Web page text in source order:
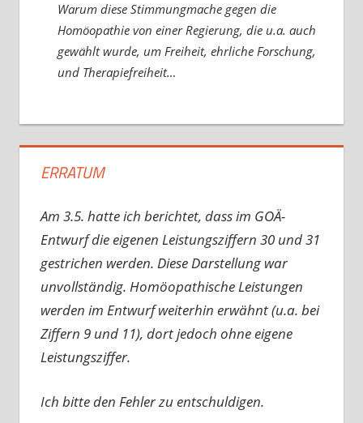
Warum diese Stimmungmache gegen die
Homöopathie von einer Regierung, die u.a. auch
gewählt wurde, um Freiheit, ehrliche Forschung,
und Therapiefreiheit…
ERRATUM
Am 3.5. hatte ich berichtet, dass im GOÄ-
Entwurf die eigenen Leistungsziffern 30 und 31
gestrichen werden. Diese Darstellung war
unvollständig. Homöopathische Leistungen
werden im Entwurf weiterhin erwähnt (u.a. bei
Ziffern 9 und 11), dort jedoch ohne eigene
Leistungsziffer.
Ich bitte den Fehler zu entschuldigen.